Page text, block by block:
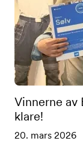
Vinnerne av
klare!
20. mars 2026